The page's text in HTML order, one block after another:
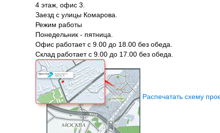
4 этаж, офис 3.
Заезд с улицы Комарова.
Режим работы
Понедельник - пятница.
Офис работает с 9.00 до 18.00 без обеда.
Склад работает с 9.00 до 17.00 без обеда.
Распечатать схему